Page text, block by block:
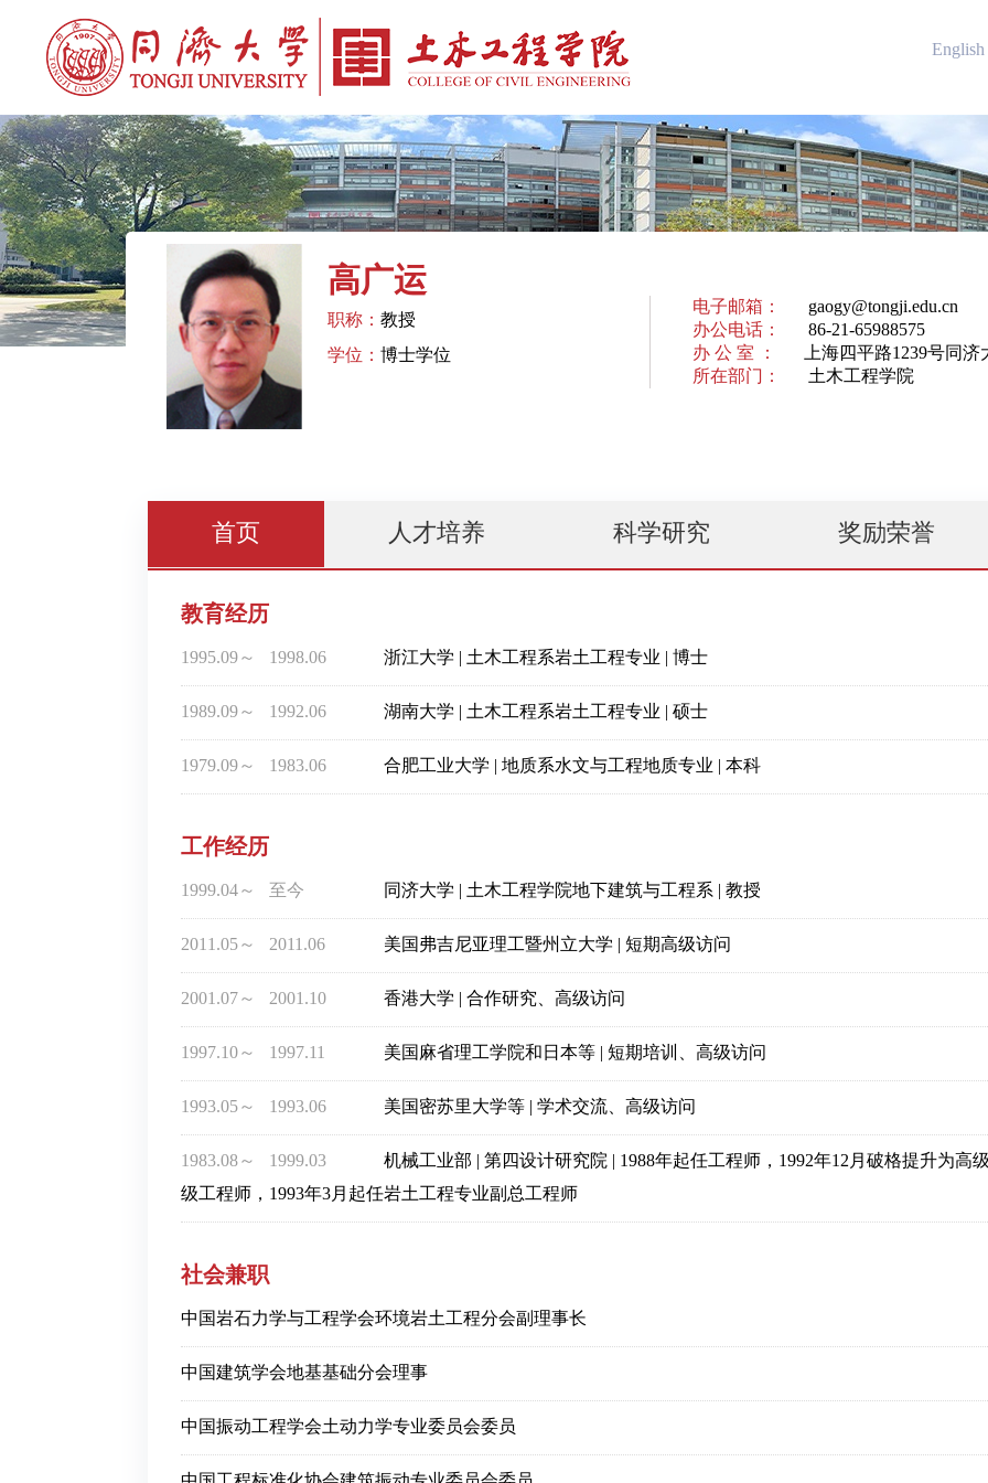
English
高广运
职称： 教授
学位： 博士学位
电子邮箱：
gaogy@tongji.edu.cn
办公电话：
86-21-65988575
办 公 室 ：
上海四平路1239号同
所在部门：
土木工程学院
首页 人才培养 科学研究 奖励荣誉
教育经历
1995.09～ 1998.06 浙江大学 | 土木工程系岩土工程专业 | 博士
1989.09～ 1992.06 湖南大学 | 土木工程系岩土工程专业 | 硕士
1979.09～ 1983.06 合肥工业大学 | 地质系水文与工程地质专业 | 本科
工作经历
1999.04～ 至今 同济大学 | 土木工程学院地下建筑与工程系 | 教授
2011.05～ 2011.06 美国弗吉尼亚理工暨州立大学 | 短期高级访问
2001.07～ 2001.10 香港大学 | 合作研究、高级访问
1997.10～ 1997.11 美国麻省理工学院和日本等 | 短期培训、高级访问
1993.05～ 1993.06 美国密苏里大学等 | 学术交流、高级访问
1983.08～ 1999.03
机械工业部 | 第四设计研究院 | 1988年起任工程师，1992年12月破格提升为高
级工程师，1993年3月起任岩土工程专业副总工程师
社会兼职
中国岩石力学与工程学会环境岩土工程分会副理事长
中国建筑学会地基基础分会理事
中国振动工程学会土动力学专业委员会委员